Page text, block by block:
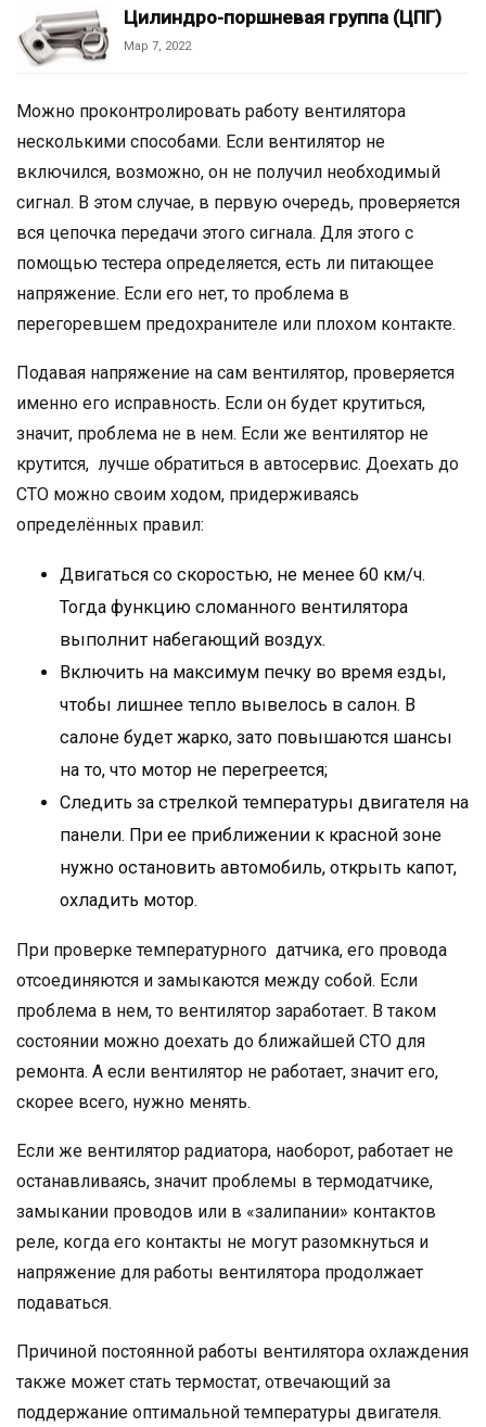
Цилиндро-поршневая группа (ЦПГ)
Мар 7, 2022
Можно проконтролировать работу вентилятора
несколькими способами. Если вентилятор не
включился, возможно, он не получил необходимый
сигнал. В этом случае, в первую очередь, проверяется
вся цепочка передачи этого сигнала. Для этого с
помощью тестера определяется, есть ли питающее
напряжение. Если его нет, то проблема в
перегоревшем предохранителе или плохом контакте.
Подавая напряжение на сам вентилятор, проверяется
именно его исправность. Если он будет крутиться,
значит, проблема не в нем. Если же вентилятор не
крутится, лучше обратиться в автосервис. Доехать до
СТО можно своим ходом, придерживаясь
определённых правил:
Двигаться со скоростью, не менее 60 км/ч.
Тогда функцию сломанного вентилятора
выполнит набегающий воздух.
Включить на максимум печку во время езды,
чтобы лишнее тепло вывелось в салон. В
салоне будет жарко, зато повышаются шансы
на то, что мотор не перегреется;
Следить за стрелкой температуры двигателя на
панели. При ее приближении к красной зоне
нужно остановить автомобиль, открыть капот,
охладить мотор.
При проверке температурного датчика, его провода
отсоединяются и замыкаются между собой. Если
проблема в нем, то вентилятор заработает. В таком
состоянии можно доехать до ближайшей СТО для
ремонта. А если вентилятор не работает, значит его,
скорее всего, нужно менять.
Если же вентилятор радиатора, наоборот, работает не
останавливаясь, значит проблемы в термодатчике,
замыкании проводов или в «залипании» контактов
реле, когда его контакты не могут разомкнуться и
напряжение для работы вентилятора продолжает
подаваться.
Причиной постоянной работы вентилятора охлаждения
также может стать термостат, отвечающий за
поддержание оптимальной температуры двигателя.